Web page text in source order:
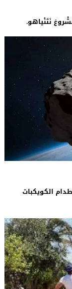
نَتَنْياهو.
الكويكبات